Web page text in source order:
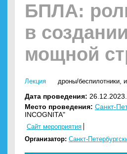
БПЛА:
в
мощной
Лекция дроны/беспилотники,
Дата проведения:
Место проведения: Санкт-
INCOGNITA"
Сайт мероприятия
Организатор: Санкт-